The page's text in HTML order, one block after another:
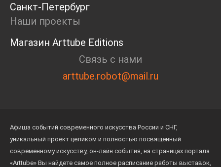
Санкт-Петербург
Наши проекты
Магазин Arttube Editions
Связь с нами
arttube.robot@mail.ru
Афиша событий современного искусства России и СНГ,
уникальный проект целиком и полностью посвященный
современному искусству, он-лайн события, на страницах портала
«Arttube» Вы найдете самое полное расписание работы выставок,